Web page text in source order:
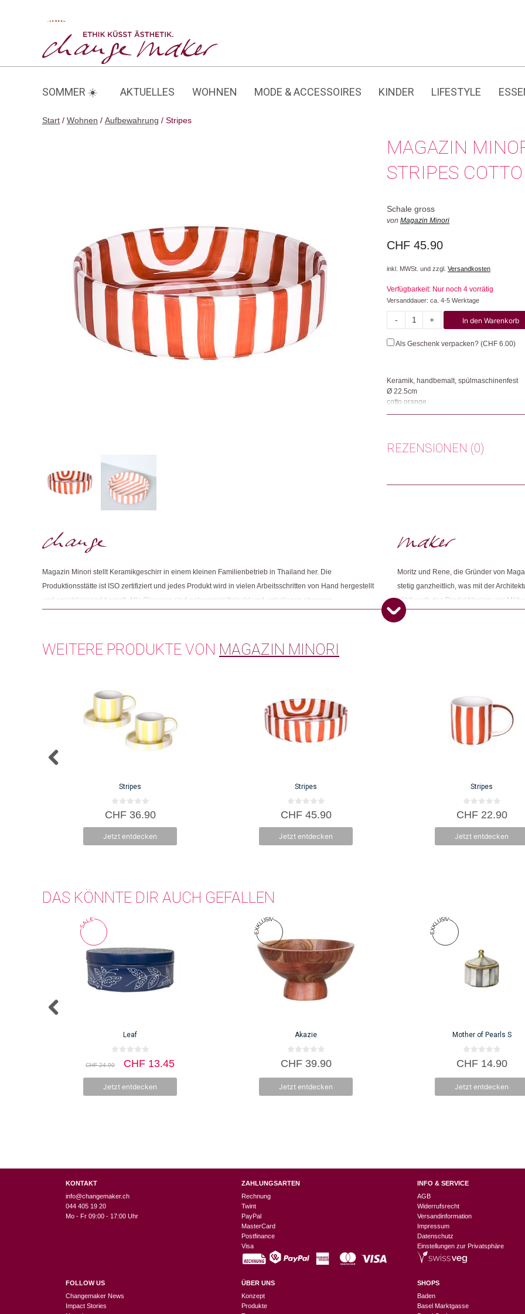
SOMMER ☀️ AKTUELLES WOHNEN MODE & ACCESSOIRES KINDER LIFESTYLE
Start / Wohnen / Aufbewahrung / Stripes
MAGAZIN
STRIPES
Schale gross
von Magazin Minori
CHF 45.90
inkl. MWSt. und zzgl. Versandkosten
Verfügbarkeit: Nur noch 4 vorrätig
Versanddauer: ca. 4-5 Werktage
-
Menge
+ In den Warenkorb
Als Geschenk verpacken? (CHF 6.00)
Keramik, handbemalt, spülmaschinenfest
Ø 22.5cm
cotto orange
Super dekroative und vielseitig nutzbare
Servierschale und ist ein absoluter
Die Glasur ist lebensmittelecht und das
Dieses Produkt weiterempfehlen:
REZENSIONEN (0)
Magazin Minori stellt Keramikgeschirr in einem kleinen Familienbetrieb in Thailand her. Die
Produktionsstätte ist ISO zertifiziert und jedes Produkt wird in vielen Arbeitsschritten von Hand hergestellt
und anschliessend bemalt. Alle Glasuren sind nahrungsmittelecht und unterliegen strengen
weiter optimiert, um die Auswirkungen für die Umwelt zu minimieren.
Moritz und Rene, die Gründer von
stetig ganzheitlich, was mit der
zählt auch das Produktdesign von
Die Idee zu Magazin Minori kam den
WEITERE PRODUKTE VON MAGAZIN MINORI
Stripes
0
v
5
CHF36.90
Jetzt entdecken
Stripes
0
v
5
CHF45.90
Jetzt entdecken
Stripes
0
v
5
CHF22.90
Jetzt entdecken
DAS KÖNNTE DIR AUCH GEFALLEN
Leaf
v
5
CHF24.90
Ursprünglicher
war:
CHF 24.90
CHF 13.45Aktueller
CHF 13.45.
Jetzt entdecken
Akazie
0
v
5
CHF39.90
Jetzt entdecken
Mother of Pearls S
0
v
5
CHF14.90
Jetzt entdecken
KONTAKT
info@changemaker.ch
044 405 19 20
Mo - Fr 09:00 - 17:00 Uhr
FOLLOW US
Changemaker News
Impact Stories
ZAHLUNGSARTEN
Rechnung
Twint
PayPal
MasterCard
Postfinance
Visa
ÜBER UNS
Konzept
Produkte
INFO & SERVICE
AGB
Widerrufsrecht
Versandinformation
Impressum
Datenschutz
Einstellungen zur Privatsphäre
SHOPS
Baden
Basel Marktgasse